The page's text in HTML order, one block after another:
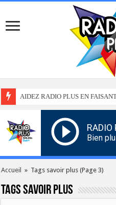
AIDEZ RADIO PLUS EN
RADIO
Bien
Accueil » Tags savoir plus (Page 3)
Tagssavoir plus